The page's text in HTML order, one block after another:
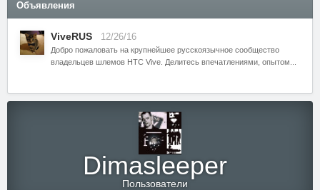
Объявления
ViveRUS 12/26/16
Добро пожаловать на крупнейшее русскоязычное сообщество
владельцев шлемов HTC Vive. Делитесь впечатлениями, опытом...
Dimasleeper
Пользователи